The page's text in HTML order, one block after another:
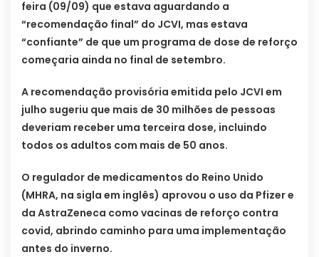
feira (09/09) que estava aguardando a
“recomendação final” do JCVI, mas estava
“confiante” de que um programa de dose de reforço
começaria ainda no final de setembro.
A recomendação provisória emitida pelo JCVI em
julho sugeriu que mais de 30 milhões de pessoas
deveriam receber uma terceira dose, incluindo
todos os adultos com mais de 50 anos.
O regulador de medicamentos do Reino Unido
(MHRA, na sigla em inglês) aprovou o uso da Pfizer e
da AstraZeneca como vacinas de reforço contra
covid, abrindo caminho para uma implementação
antes do inverno.